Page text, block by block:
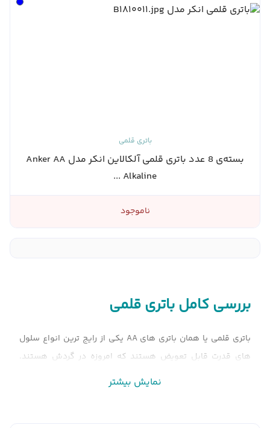
باتری قلمی
بسته‌ی 8 عدد باتری قلمی آلکالاین انکر مدل Anker AA
Alkaline ...
ناموجود
بررسی کامل باتری قلمی
باتری قلمی یا همان باتری هایAA یکی از رایج ترین انواع سلول
های قدرت قابل تعویض هستند که امروزه در گردش هستند.
وقتی به اندازه و شکل "کلاسیک" یک باتری قابل تعویض
نمایش بیشتر